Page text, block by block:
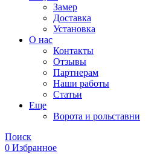
Замер
Доставка
Установка
О нас
Контакты
Отзывы
Партнерам
Наши работы
Статьи
Еще
Ворота и рольставни
Поиск
0 Избранное